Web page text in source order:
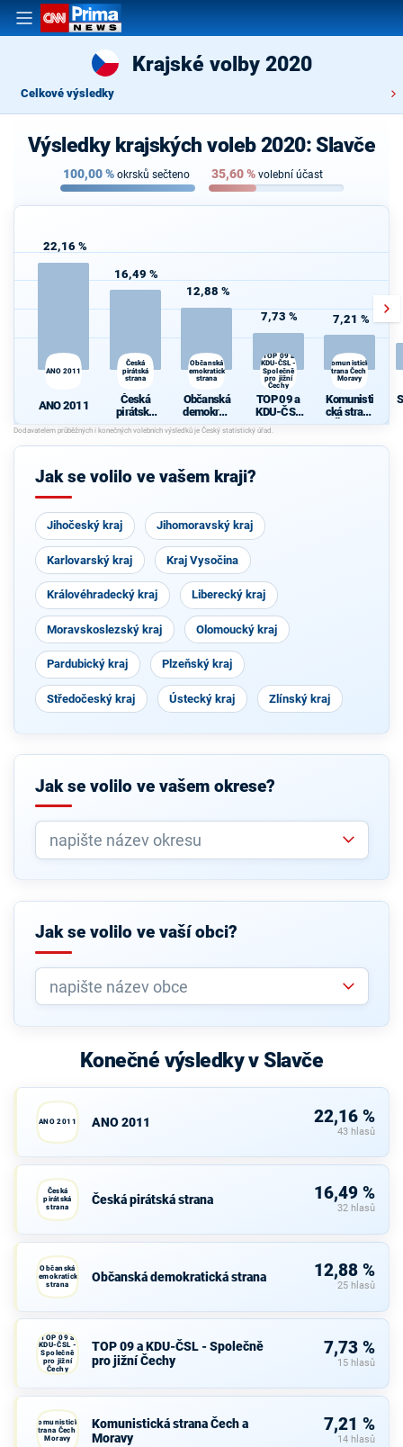
Krajské volby 2020
Celkové výsledky
Výsledky krajských voleb 2020: Slavče
100,00% okrsků sečteno 35,60% volební účast
22,16 %
ANO 2011
ANO 2011
16,49 %
Česká
pirátská
strana
Česká
pirátská
strana
12,88 %
Občanská
demokratická
strana
Občanská
demokrati
cká strana
7,73 %
TOP 09 a
KDU-ČSL -
Společně
pro jižní
Čechy
TOP 09 a
KDU-ČSL
- Společně
pro jižní
Čechy
7,21 %
Komunistická
strana Čech a
Moravy
Komunisti
cká strana
Čech a
Jak se volilo ve vašem kraji?
Jihočeský kraj Jihomoravský kraj
Karlovarský kraj Kraj Vysočina
Královéhradecký kraj Liberecký kraj
Moravskoslezský kraj Olomoucký kraj
Pardubický kraj Plzeňský kraj
Středočeský kraj Ústecký kraj Zlínský kraj
Jak se volilo ve vašem okrese?
Jak se volilo ve vaší obci?
Konečné výsledky v Slavče
ANO 2011 ANO 2011 22,16 %
43 hlasů
Česká
pirátská
strana
Česká pirátská strana 16,49 %
32 hlasů
Občanská
demokratická
strana
Občanská demokratická strana 12,88 %
25 hlasů
TOP 09 a
KDU-ČSL -
Společně
pro jižní
Čechy
TOP 09 a KDU-ČSL - Společně
pro jižní Čechy
7,73 %
15 hlasů
Komunistická
strana Čech a
Moravy
Komunistická strana Čech a
Moravy
7,21 %
14 hlasů